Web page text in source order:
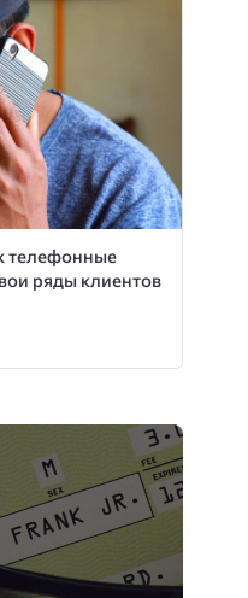
телефонные
ряды клиентов